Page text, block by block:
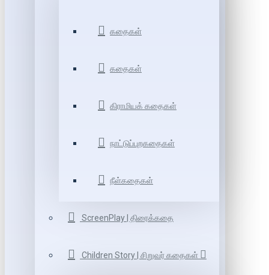
கதைகள்
கதைகள்
கிராமியக் கதைகள்
நாட்டுப்புறகதைகள்
நீள்கதைகள்
ScreenPlay | திரைக்கதை
Children Story | சிறுவர் கதைகள்